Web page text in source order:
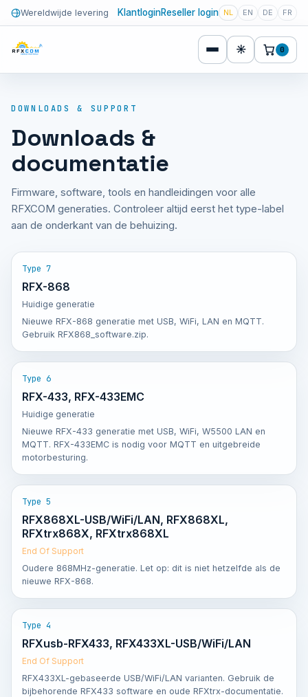
Wereldwijde levering KlantloginReseller login NL EN DE FR
☀ 0
DOWNLOADS & SUPPORT
Downloads &
documentatie
Firmware, software, tools en handleidingen voor alle
RFXCOM generaties. Controleer altijd eerst het type-label
aan de onderkant van de behuizing.
Type 7
RFX-868
Huidige generatie
Nieuwe RFX-868 generatie met USB, WiFi, LAN en MQTT.
Gebruik RFX868_software.zip.
Type 6
RFX-433, RFX-433EMC
Huidige generatie
Nieuwe RFX-433 generatie met USB, WiFi, W5500 LAN en
MQTT. RFX-433EMC is nodig voor MQTT en uitgebreide
motorbesturing.
Type 5
RFX868XL-USB/WiFi/LAN, RFX868XL,
RFXtrx868X, RFXtrx868XL
End Of Support
Oudere 868MHz-generatie. Let op: dit is niet hetzelfde als de
nieuwe RFX-868.
Type 4
RFXusb-RFX433, RFX433XL-USB/WiFi/LAN
End Of Support
RFX433XL-gebaseerde USB/WiFi/LAN varianten. Gebruik de
bijbehorende RFX433 software en oude RFXtrx-documentatie.